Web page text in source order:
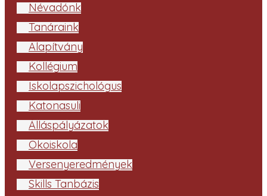
Névadónk
Tanáraink
Alapítvány
Kollégium
Iskolapszichológus
Katonasuli
Álláspályázatok
Ökoiskola
Versenyeredmények
Skills Tanbázis